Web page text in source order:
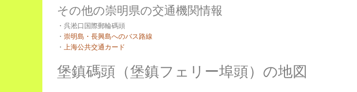
その他の崇明県の交通機関情報
・呉淞口国際郵輪碼頭
・ 崇明島・長興島へのバス路線
・
上海公共交通カード
堡鎮碼頭（堡鎮フェリー埠頭）の地図